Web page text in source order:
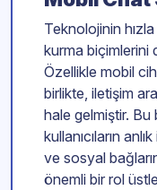
Teknolojinin
kurma biçimlerini
Özellikle mobil
birlikte, iletişim
hale gelmiştir.
kullanıcıların
ve sosyal
önemli bir rol